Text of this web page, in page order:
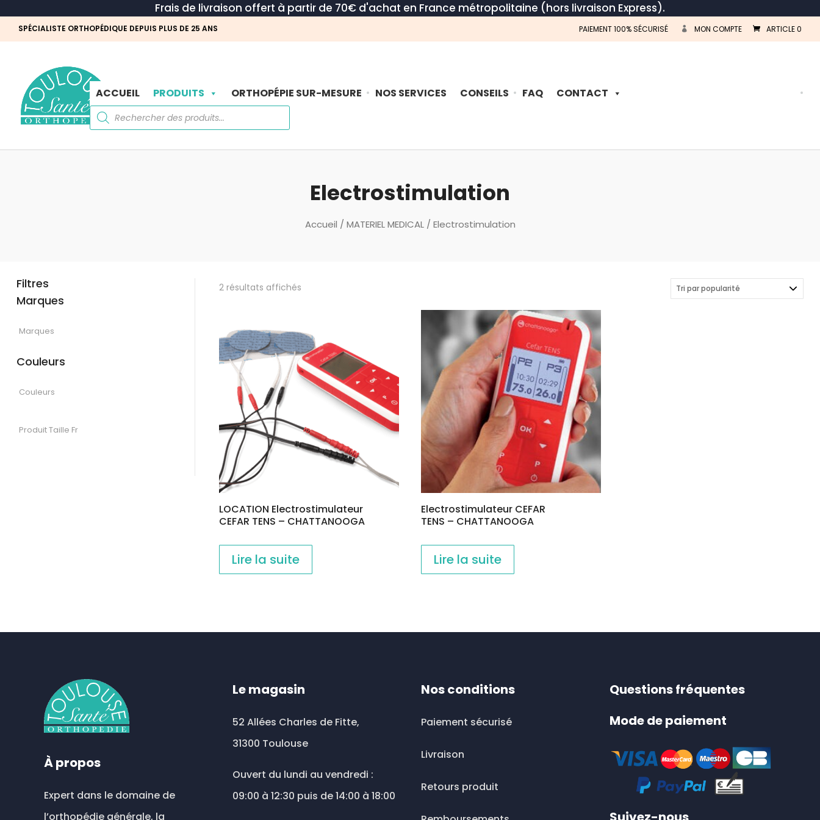
Frais de livraison offert à partir de 70€ d'achat en France métropolitaine (hors livraison Express).
SPÉCIALISTE ORTHOPÉDIQUE DEPUIS PLUS DE 25 ANS PAIEMENT 100% SÉCURISÉ MON COMPTE ARTICLE 0
ACCUEIL PRODUITS ORTHOPÉPIE SUR-MESURE NOS SERVICES CONSEILS FAQ CONTACT
Recherche
de
produits
Recherche
Electrostimulation
Accueil / MATERIEL MEDICAL/ Electrostimulation
Filtres
Marques
Couleurs
2 résultats affichés
LOCATION Electrostimulateur
CEFAR TENS – CHATTANOOGA
Lire la suite
Electrostimulateur CEFAR
TENS – CHATTANOOGA
Lire la suite
À propos
Expert dans le domaine de
l’orthopédie générale, la
Le magasin
52 Allées Charles de Fitte,
31300 Toulouse
Ouvert du lundi au vendredi :
09:00 à 12:30 puis de 14:00 à 18:00
Nos conditions
Paiement sécurisé
Livraison
Retours produit
Questions fréquentes
Mode de paiement